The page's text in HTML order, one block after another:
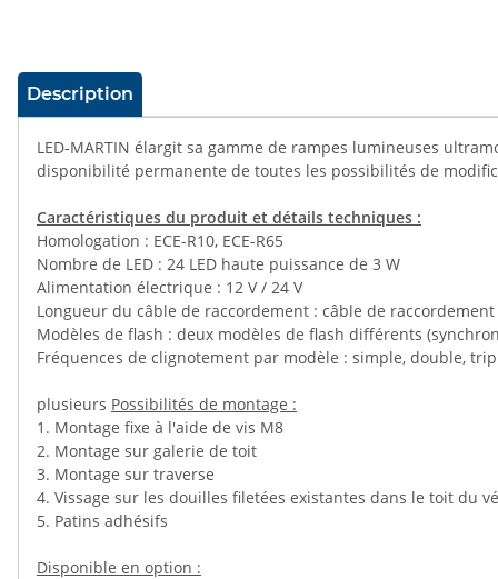
#productDetails.showMoreTabs#
Description
LED-MARTIN élargit sa gamme de rampes lumineuses
disponibilité permanente de toutes les possibilités de
Caractéristiques du produit et détails techniques :
Homologation : ECE-R10, ECE-R65
Nombre de LED : 24 LED haute puissance de 3 W
Alimentation électrique : 12 V / 24 V
Longueur du câble de raccordement : câble de
Modèles de flash : deux modèles de flash différents
Fréquences de clignotement par modèle : simple, double,
plusieurs Possibilités de montage :
1. Montage fixe à l'aide de vis M8
2. Montage sur galerie de toit
3. Montage sur traverse
4. Vissage sur les douilles filetées existantes dans le toit du
5. Patins adhésifs
Disponible en option :